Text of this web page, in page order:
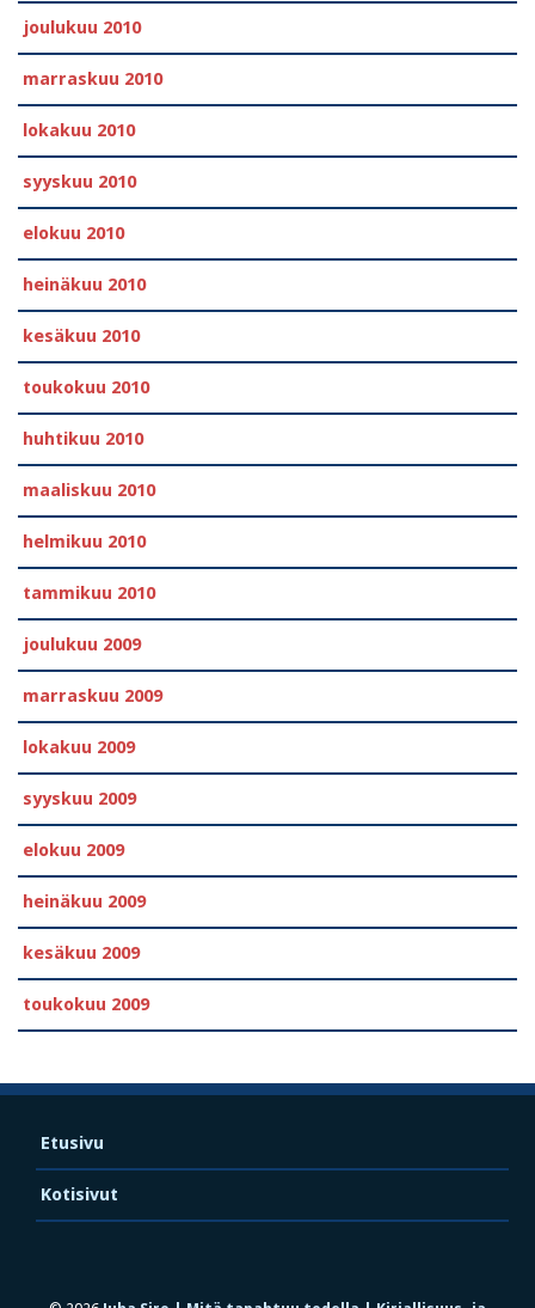
joulukuu 2010
marraskuu 2010
lokakuu 2010
syyskuu 2010
elokuu 2010
heinäkuu 2010
kesäkuu 2010
toukokuu 2010
huhtikuu 2010
maaliskuu 2010
helmikuu 2010
tammikuu 2010
joulukuu 2009
marraskuu 2009
lokakuu 2009
syyskuu 2009
elokuu 2009
heinäkuu 2009
kesäkuu 2009
toukokuu 2009
Etusivu
Kotisivut